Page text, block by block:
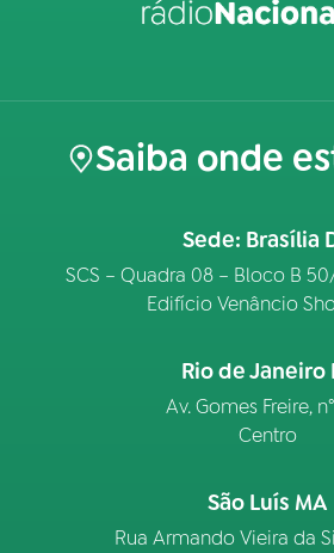
Saiba onde
Sede: Brasília
SCS – Quadra 08 – Bloco B
Edifício Venâncio
Rio de Janeiro
Av. Gomes Freire,
Centro
São Luís MA
Rua Armando Vieira da